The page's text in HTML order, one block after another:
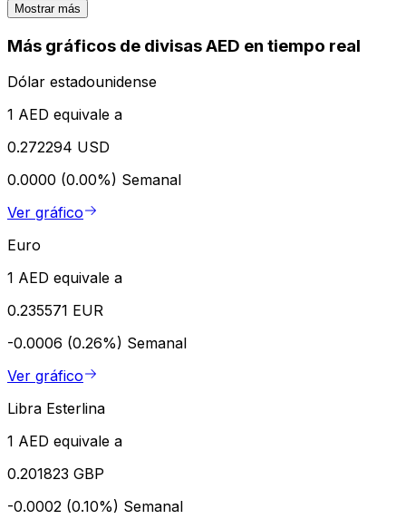
Mostrar más
Más gráficos de divisas AED en tiempo real
Dólar estadounidense
1 AED equivale a
0.272294 USD
0.0000 (0.00%) Semanal
Ver gráfico
Euro
1 AED equivale a
0.235571 EUR
-0.0006 (0.26%) Semanal
Ver gráfico
Libra Esterlina
1 AED equivale a
0.201823 GBP
-0.0002 (0.10%) Semanal